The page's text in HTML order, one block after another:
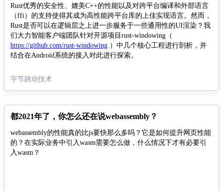
Rust优秀的安全性、媲美C++的性能以及对跨平台编译和外部语言
（ffi）的支持使得其成为高性能跨平台库的上佳实现语言。然而，
Rust是否可以在逻辑层之上进一步服务于一些通用性的UI渲染？我
们大力智能客户端团队针对开源项目rust-windowing（
https://github.com/rust-windowing ）中几个核心工程进行剖析，并
结合在Android系统的接入对此进行探索。
字节跳动技术
都2021年了，你怎么还在说webassembly？
webassembly的性能真的比js要快那么多吗？它是如何提升网页性能
的？在实际业务中引入wasm需要怎么做，什么情况下才有必要引
入wasm？